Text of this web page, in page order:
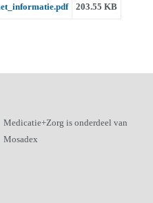
203.55 KB
Medicatie+Zorg is onderdeel van
Mosadex